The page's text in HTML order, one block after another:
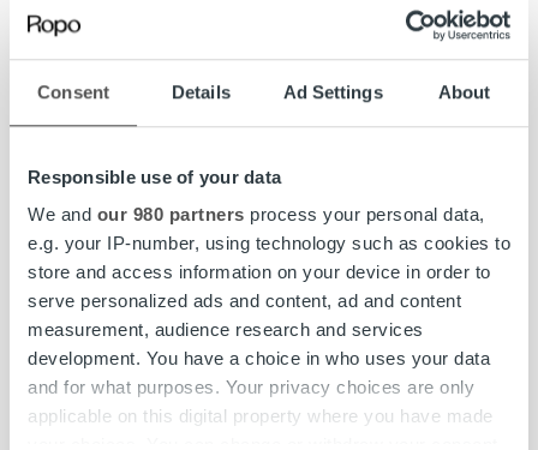
Consent Details Ad Settings About
Responsible use of your data
We and our 980 partners process your personal data,
e.g. your IP-number, using technology such as cookies to
store and access information on your device in order to
serve personalized ads and content, ad and content
measurement, audience research and services
development. You have a choice in who uses your data
and for what purposes. Your privacy choices are only
applicable on this digital property where you have made
MyRopo palvelee 24/7
MyRopossa hoidat helposti kaikki laskuihin,
maksumuistutuksiin ja perintään liittyvät asiat itsellesi
sopivana ajankohtana. Voitmaksaalaskuja, tarkastella
avoimia ja maksettujalaskuja sekä maksuvalvontakirjeitä,
siirtää eräpäiväätai jakaa maksun osiin . Lisäksi voit
ilmoittaa tilinumerosiliikamaksun palautusta varten tai
valtuuttaatoisen hoitamaan asiat puolestasi.
Henkilötiedoillasi löytyvät avoimet laskut listautuvat